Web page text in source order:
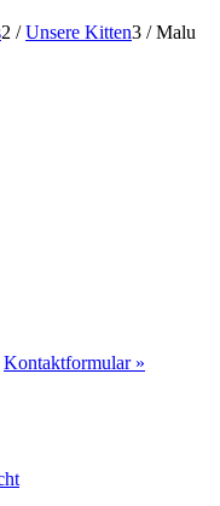
2 / Unsere Kitten3 / Malu
Kontaktformular »